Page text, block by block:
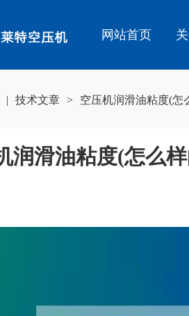
网站首页
| 技术文章 > 空压机润滑油粘度(怎
润滑油粘度(怎么